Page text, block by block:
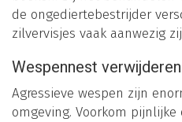
de ongediertebestrijder
zilvervisjes vaak aanwezig
Wespennest verwijderen
Agressieve wespen zijn
omgeving. Voorkom pijnlijke